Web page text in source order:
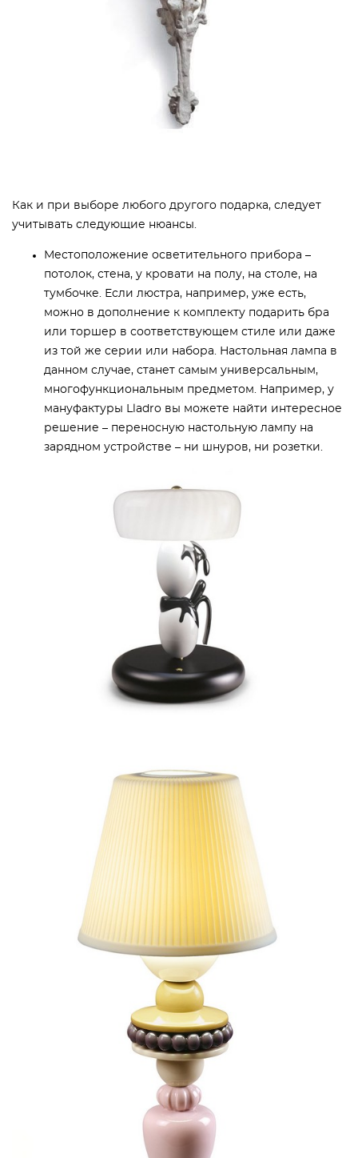
Как и при выборе любого другого подарка, следует
учитывать следующие нюансы.
Местоположение осветительного прибора –
потолок, стена, у кровати на полу, на столе, на
тумбочке. Если люстра, например, уже есть,
можно в дополнение к комплекту подарить бра
или торшер в соответствующем стиле или даже
из той же серии или набора. Настольная лампа в
данном случае, станет самым универсальным,
многофункциональным предметом. Например, у
мануфактуры Lladro вы можете найти интересное
решение – переносную настольную лампу на
зарядном устройстве – ни шнуров, ни розетки.